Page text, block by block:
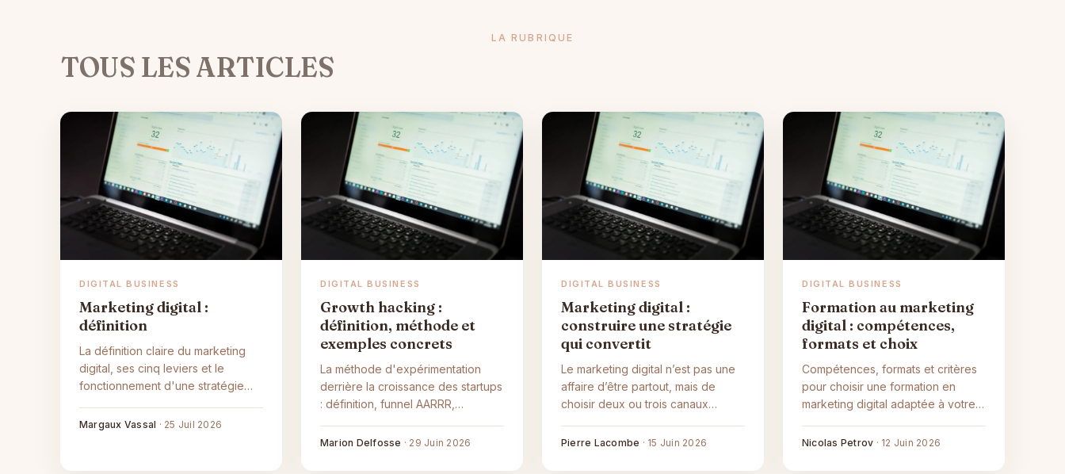
LA RUBRIQUE
TOUS LES ARTICLES
DIGITAL BUSINESS
Marketing digital :
définition
La définition claire du marketing
digital, ses cinq leviers et le
fonctionnement d'une stratégie
lancer sereinement.
Margaux Vassal · 25 Juil 2026
DIGITAL BUSINESS
Growth hacking :
définition, méthode et
exemples concrets
La méthode d'expérimentation
derrière la croissance des startups
: définition, funnel AARRR,
Marion Delfosse · 29 Juin 2026
DIGITAL BUSINESS
Marketing digital :
construire une stratégie
qui convertit
Le marketing digital n’est pas une
affaire d’être partout, mais de
choisir deux ou trois canaux
Méthode, budgets et KPIs pour
Pierre Lacombe · 15 Juin 2026
DIGITAL BUSINESS
Formation au marketing
digital : compétences,
formats et choix
Compétences, formats et critères
pour choisir une formation en
marketing digital adaptée à votre
financement.
Nicolas Petrov · 12 Juin 2026